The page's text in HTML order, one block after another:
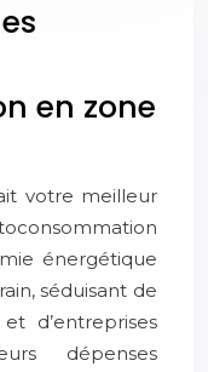
en zone
votre meilleur
énergétique
séduisant de
d’entreprises
dépenses